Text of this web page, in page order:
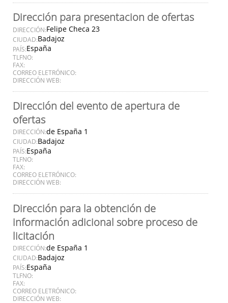
Dirección para presentacion de ofertas
DIRECCIÓN:Felipe Checa 23
CIUDAD:Badajoz
PAÍS:España
TLFNO:
FAX:
CORREO ELETRÓNICO:
DIRECCIÓN WEB:
Dirección del evento de apertura de
ofertas
DIRECCIÓN:de España 1
CIUDAD:Badajoz
PAÍS:España
TLFNO:
FAX:
CORREO ELETRÓNICO:
DIRECCIÓN WEB:
Dirección para la obtención de
información adicional sobre proceso de
licitación
DIRECCIÓN:de España 1
CIUDAD:Badajoz
PAÍS:España
TLFNO:
FAX:
CORREO ELETRÓNICO:
DIRECCIÓN WEB: